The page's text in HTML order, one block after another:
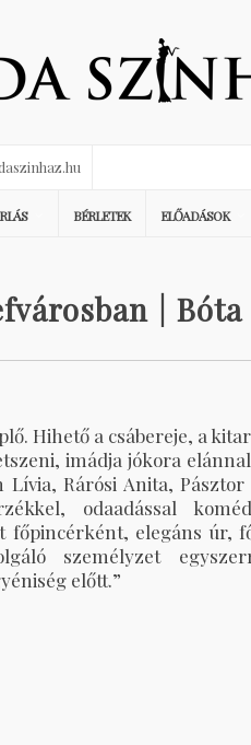
BÉRLETEK ELŐADÁSOK
|
Hihető a csábereje, a
imádja jókora
Rárósi Anita,
odaadással
főpincérként, elegáns úr,
személyzet
előtt.”